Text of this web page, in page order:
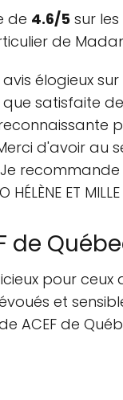
de 4.6/5 sur
de
avis élogieux
que satisfaite
d'avoir au
ET MILLE
de
pour
et
ACEF de